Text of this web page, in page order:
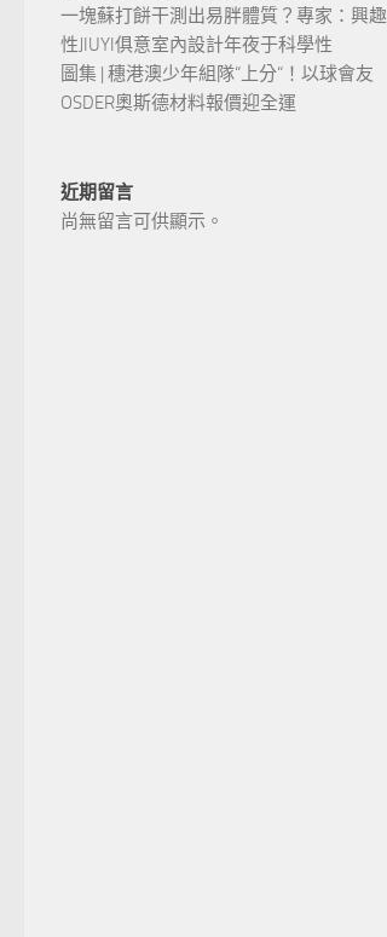
一塊蘇打餅干測出易胖體質？專家：興趣
性JIUYI俱意室內設計年夜于科學性
圖集 | 穗港澳少年組隊“上分“！以球會友
OSDER奧斯德材料報價迎全運
近期留言
尚無留言可供顯示。